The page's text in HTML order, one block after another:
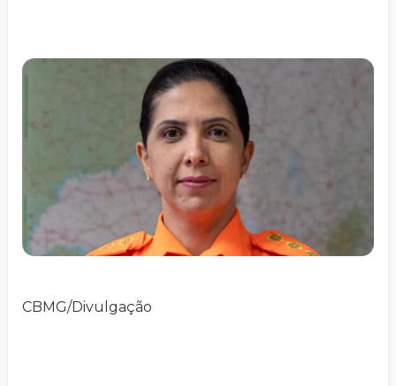
CBMG/Divulgação